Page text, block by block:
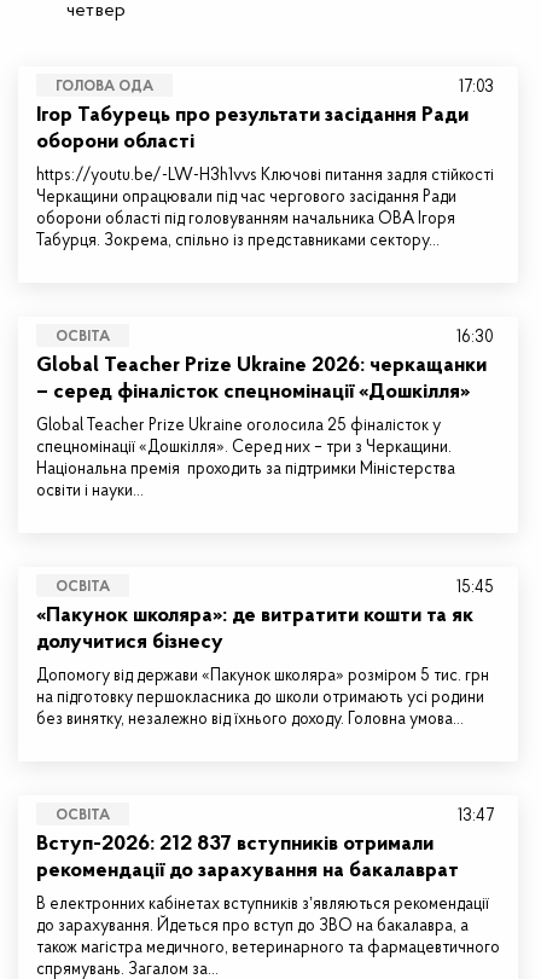
четвер
ГОЛОВА ОДА
Ігор Табурець про результати засідання Ради
оборони області
https://youtu.be/-LW-H3h1vvs Ключові питання задля стійкості
Черкащини опрацювали під час чергового засідання Ради
оборони області під головуванням начальника ОВА Ігоря
Табурця. Зокрема, спільно із представниками сектору…
17:03
ОСВІТА
Global Teacher Prize Ukraine 2026: черкащанки
– серед фіналісток спецномінації «Дошкілля»
Global Teacher Prize Ukraine оголосила 25 фіналісток у
спецномінації «Дошкілля». Серед них – три з Черкащини.
Національна премія проходить за підтримки Міністерства
освіти і науки…
16:30
ОСВІТА
«Пакунок школяра»: де витратити кошти та як
долучитися бізнесу
Допомогу від держави «Пакунок школяра» розміром 5 тис. грн
на підготовку першокласника до школи отримають усі родини
без винятку, незалежно від їхнього доходу. Головна умова…
15:45
ОСВІТА
Вступ-2026: 212 837 вступників отримали
рекомендації до зарахування на бакалаврат
В електронних кабінетах вступників зʼявляються рекомендації
до зарахування. Йдеться про вступ до ЗВО на бакалавра, а
також магістра медичного, ветеринарного та фармацевтичного
спрямувань. Загалом за…
13:47